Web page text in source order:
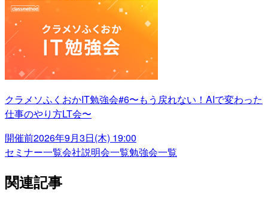
クラメソふくおかIT勉強会#6〜もう戻れない！AIで変わった
仕事のやり方LT会〜
開催前2026年9月3日(木) 19:00
セミナー一覧会社説明会一覧勉強会一覧
関連記事